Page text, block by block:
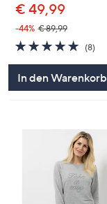
€ 49,99
-44% € 89,99
5.0
von
(8)8
In den Warenkorb